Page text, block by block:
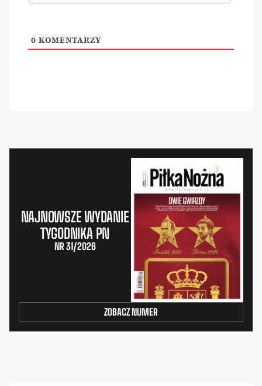
0 KOMENTARZY
NAJNOWSZE WYDANIE
TYGODNIKA PN
NR 31/2026
ZOBACZ NUMER